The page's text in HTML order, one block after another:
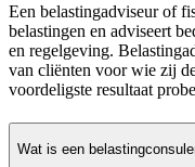
Een belastingadviseur of
belastingen en adviseert
en regelgeving.
van cliënten voor wie zij
voordeligste resultaat
Wat is een